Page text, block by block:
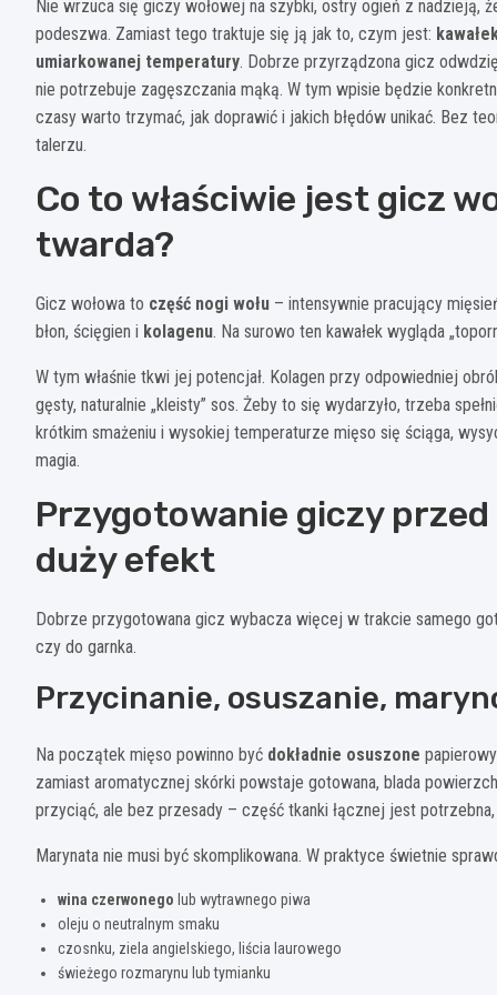
Nie wrzuca się giczy wołowej na szybki, ostry ogień z nadzieją,
podeszwa. Zamiast tego traktuje się ją jak to, czym jest:
umiarkowanej temperatury. Dobrze przyrządzona gicz
nie potrzebuje zagęszczania mąką. W tym wpisie będzie
czasy warto trzymać, jak doprawić i jakich błędów unikać. Bez
talerzu.
Co to właściwie jest gicz
twarda?
Gicz wołowa to część nogi wołu – intensywnie pracujący
błon, ścięgien i kolagenu. Na surowo ten kawałek wygląda
W tym właśnie tkwi jej potencjał. Kolagen przy odpowiedniej
gęsty, naturalnie „kleisty” sos. Żeby to się wydarzyło, trzeba
krótkim smażeniu i wysokiej temperaturze mięso się ściąga,
magia.
Przygotowanie giczy przed
duży efekt
Dobrze przygotowana gicz wybacza więcej w trakcie samego
czy do garnka.
Przycinanie, osuszanie,
Na początek mięso powinno być dokładnie osuszone
zamiast aromatycznej skórki powstaje gotowana, blada
przyciąć, ale bez przesady – część tkanki łącznej jest
Marynata nie musi być skomplikowana. W praktyce świetnie
wina czerwonego lub wytrawnego piwa
oleju o neutralnym smaku
czosnku, ziela angielskiego, liścia laurowego
świeżego rozmarynu lub tymianku